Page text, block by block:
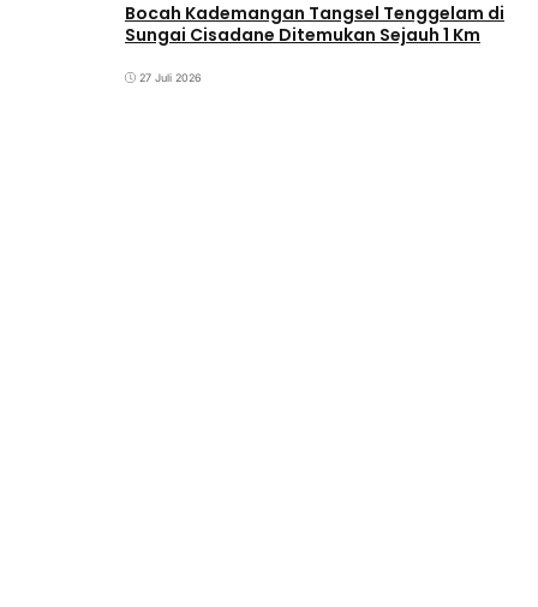
Bocah Kademangan Tangsel Tenggelam di
Sungai Cisadane Ditemukan Sejauh 1 Km
27 Juli 2026